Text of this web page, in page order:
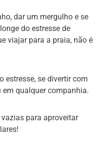
dar um mergulho e se
do estresse de
viajar para a praia, não é
estresse, se divertir com
qualquer companhia.
para aproveitar